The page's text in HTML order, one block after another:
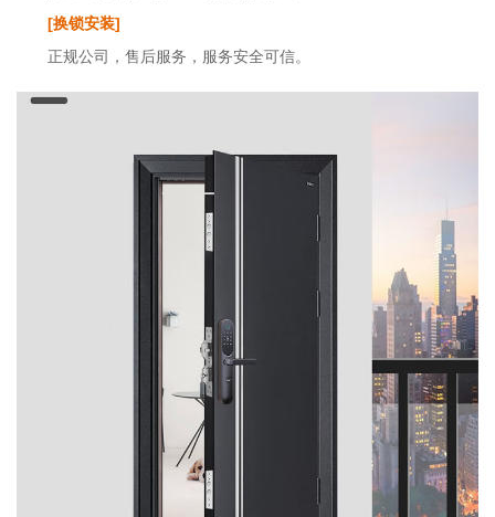
[换锁安装]
正规公司，售后服务，服务安全可信。